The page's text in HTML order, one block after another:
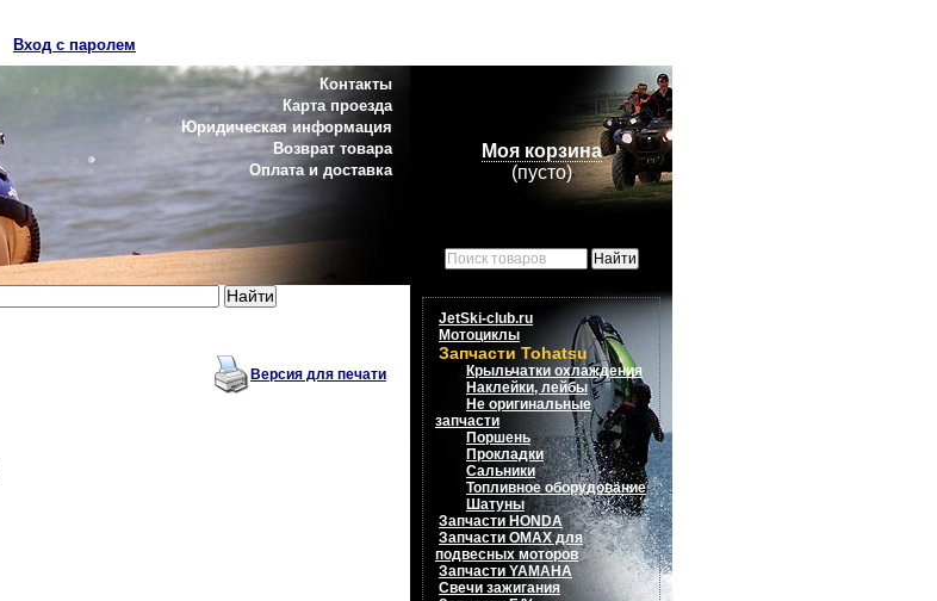
Вход с паролем
Контакты
Карта проезда
Юридическая информация
Возврат товара
Оплата и доставка
Моя корзина
(пусто)
Версия для печати
JetSki-club.ru
Мотоциклы
Запчасти Tohatsu
Крыльчатки охлаждения
Наклейки, лейбы
Не оригинальные
запчасти
Поршень
Прокладки
Сальники
Топливное оборудование
Шатуны
Запчасти HONDA
Запчасти OMAX для
подвесных моторов
Запчасти YAMAHA
Свечи зажигания